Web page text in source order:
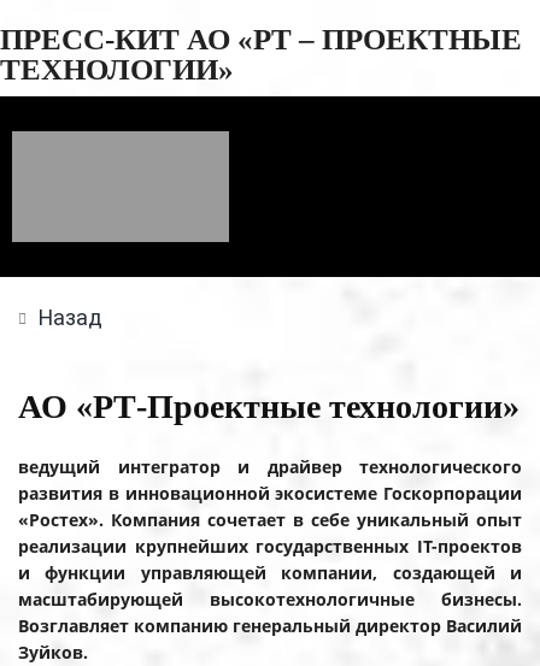
ПРЕСС-КИТ АО «РТ – ПРОЕКТНЫЕ
ТЕХНОЛОГИИ»
Назад
АО «РТ-Проектные технологии»
ведущий интегратор и драйвер технологического
развития в инновационной экосистеме Госкорпорации
«Ростех». Компания сочетает в себе уникальный опыт
реализации крупнейших государственных IT-проектов
и функции управляющей компании, создающей и
масштабирующей высокотехнологичные бизнесы.
Возглавляет компанию генеральный директор Василий
Зуйков.